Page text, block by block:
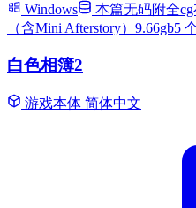
Windows
本篇无码附全cg
（含Mini Afterstory）9.66gb5
白色相簿2
游戏本体 简体中文